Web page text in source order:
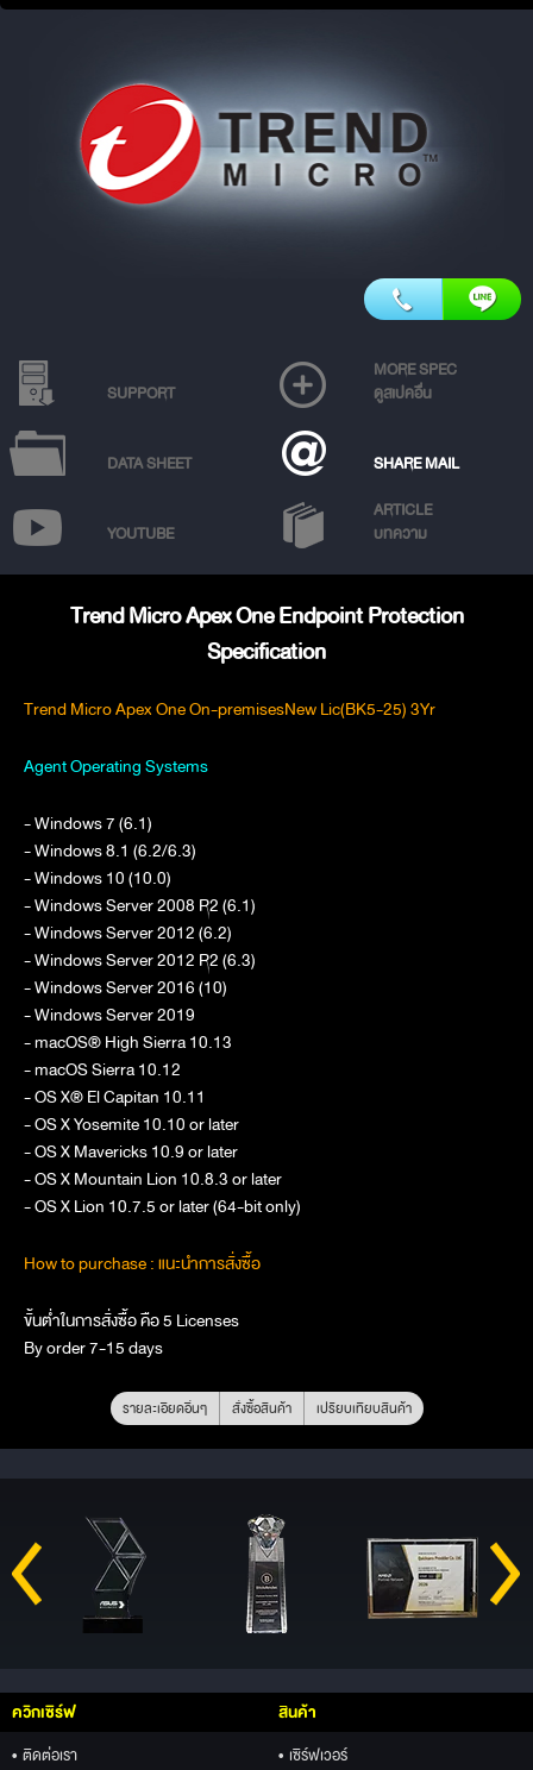
SUPPORT
MORE SPEC
ดูสเปคอื่น
DATA SHEET SHARE MAIL
YOUTUBE
ARTICLE
บทความ
Trend Micro Apex One Endpoint Protection
Specification
Trend Micro Apex One On-premisesNew Lic(BK5-25) 3Yr
Agent Operating Systems
- Windows 7 (6.1)
- Windows 8.1 (6.2/6.3)
- Windows 10 (10.0)
- Windows Server 2008 R2 (6.1)
- Windows Server 2012 (6.2)
- Windows Server 2012 R2 (6.3)
- Windows Server 2016 (10)
- Windows Server 2019
- macOS® High Sierra 10.13
- macOS Sierra 10.12
- OS X® El Capitan 10.11
- OS X Yosemite 10.10 or later
- OS X Mavericks 10.9 or later
- OS X Mountain Lion 10.8.3 or later
- OS X Lion 10.7.5 or later (64-bit only)
How to purchase : แนะนำการสั่งซื้อ
ขั้นต่ำในการสั่งซื้อ คือ 5 Licenses
By order 7-15 days
รายละเอียดอื่นๆ สั่งซื้อสินค้า เปรียบเทียบสินค้า
ควิกเซิร์ฟ
• ติดต่อเรา
สินค้า
• เซิร์ฟเวอร์